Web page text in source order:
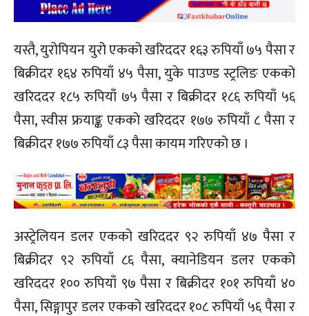
यस्तै, युरोपियन युरो एकको खरिददर १६३ रुपियाँ ७५ पैसा र
बिक्रीदर १६४ रुपियाँ ४५ पैसा, युके पाउण्ड स्ट्रलिङ एकको
खरिददर १८५ रुपियाँ ७५ पैसा र बिक्रीदर १८६ रुपियाँ ५६
पैसा, स्वीस फ्रयाङ्क एकको खरिददर १७७ रुपियाँ ८ पैसा र
बिक्रीदर १७७ रुपियाँ ८३ पैसा कायम गरिएको छ ।
अस्ट्रेलियन डलर एकको खरिददर ९२ रुपियाँ ४७ पैसा र
बिक्रीदर ९२ रुपियाँ ८६ पैसा, क्यानेडियन डलर एकको
खरिददर १०० रुपियाँ ९७ पैसा र बिक्रीदर १०१ रुपियाँ ४०
पैसा, सिङ्गापुर डलर एकको खरिददर १०८ रुपियाँ ५६ पैसा र